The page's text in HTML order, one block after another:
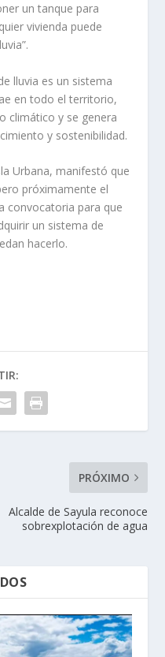
un tanque para
vivienda puede
lluvia es un sistema
en todo el territorio,
climático y se genera
y sostenibilidad.
Urbana, manifestó que
próximamente el
convocatoria para que
un sistema de
hacerlo.
PRÓXIMO
Alcalde de Sayula reconoce
sobrexplotación de agua